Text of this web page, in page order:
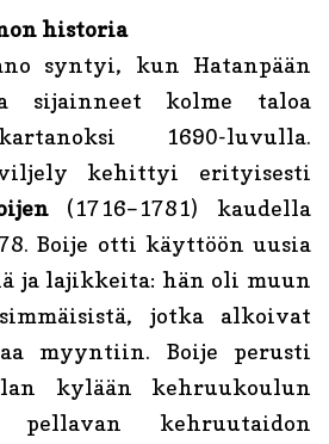
historia
syntyi, kun Hatanpään
sijainneet kolme taloa
1690-luvulla.
kehittyi erityisesti
(1716–1781) kaudella
Boije otti käyttöön uusia
ja lajikkeita: hän oli muun
jotka alkoivat
myyntiin. Boije perusti
kylään kehruukoulun
kehruutaidon